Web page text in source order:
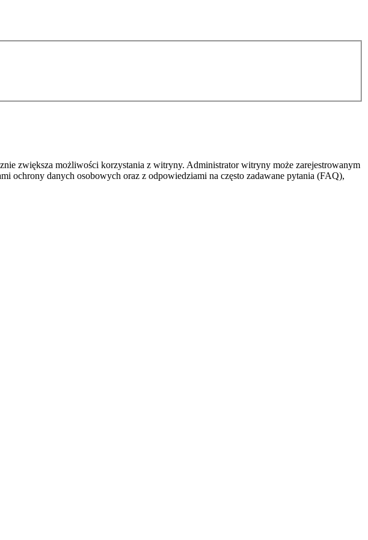
zwiększa możliwości korzystania z witryny. Administrator witryny może zarejestrowanym
ochrony danych osobowych oraz z odpowiedziami na często zadawane pytania (FAQ),